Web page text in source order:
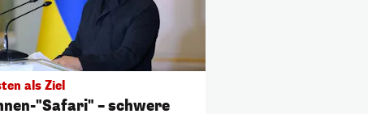
als Ziel
"Safari" – schwere